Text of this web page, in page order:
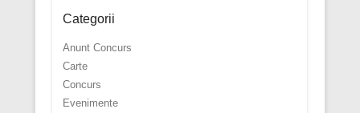
Categorii
Anunt Concurs
Carte
Concurs
Evenimente